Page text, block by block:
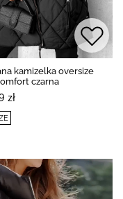
kamizelka oversize
czarna
zł